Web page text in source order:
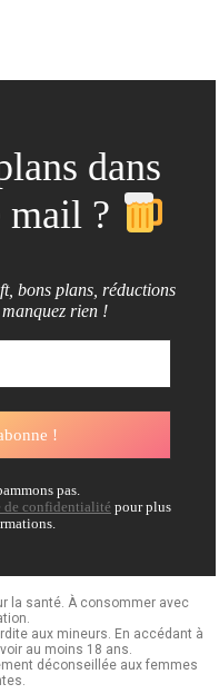
dans
mail ?
bons plans, réductions
rien !
pas.
confidentialité pour plus
la santé. À consommer avec
aux mineurs. En accédant à
au moins 18 ans.
déconseillée aux femmes